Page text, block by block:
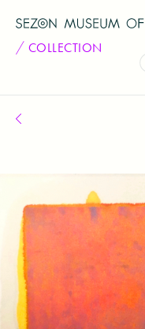
COLLECTION
コレクション一覧へ